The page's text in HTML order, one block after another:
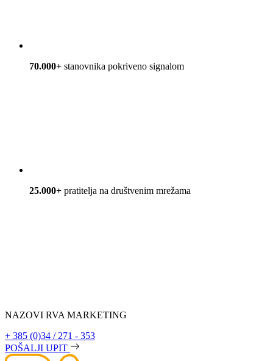
70.000+ stanovnika pokriveno signalom
25.000+ pratitelja na društvenim mrežama
NAZOVI RVA MARKETING
+ 385 (0)34 / 271 - 353
POŠALJI UPIT